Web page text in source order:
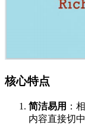
核心特点
简洁易用 ：
内容直接切